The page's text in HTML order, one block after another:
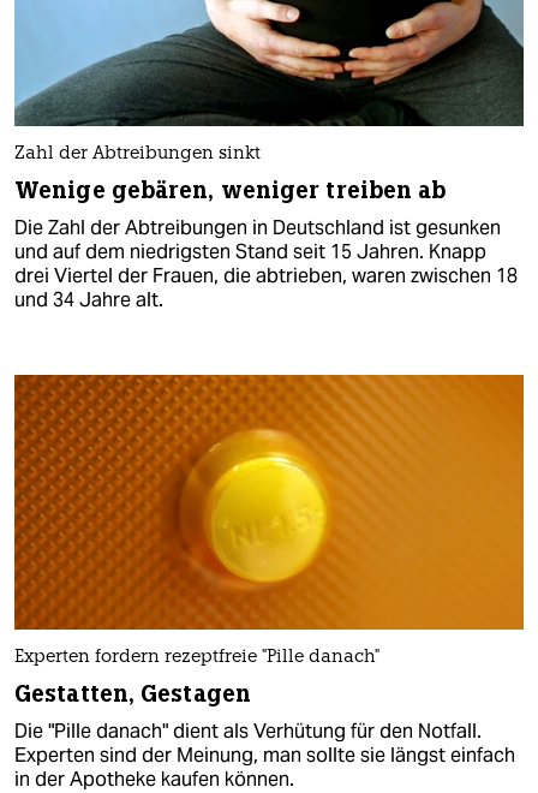
Zahl der Abtreibungen sinkt
Wenige gebären, weniger treiben ab
Die Zahl der Abtreibungen in Deutschland ist gesunken
und auf dem niedrigsten Stand seit 15 Jahren. Knapp
drei Viertel der Frauen, die abtrieben, waren zwischen 18
und 34 Jahre alt.
Experten fordern rezeptfreie "Pille danach"
Gestatten, Gestagen
Die "Pille danach" dient als Verhütung für den Notfall.
Experten sind der Meinung, man sollte sie längst einfach
in der Apotheke kaufen können.